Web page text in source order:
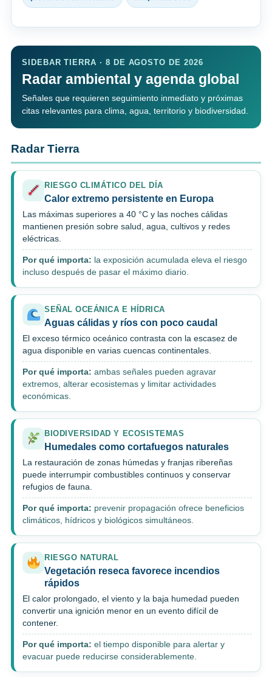
SIDEBAR TIERRA · 8 DE AGOSTO DE 2026
Radar ambiental y agenda global
Señales que requieren seguimiento inmediato y próximas
citas relevantes para clima, agua, territorio y biodiversidad.
Radar Tierra
RIESGO CLIMÁTICO DEL DÍA
Calor extremo persistente en Europa
Las máximas superiores a 40 °C y las noches cálidas
mantienen presión sobre salud, agua, cultivos y redes
eléctricas.
Por qué importa: la exposición acumulada eleva el riesgo
incluso después de pasar el máximo diario.
SEÑAL OCEÁNICA E HÍDRICA
Aguas cálidas y ríos con poco caudal
El exceso térmico oceánico contrasta con la escasez de
agua disponible en varias cuencas continentales.
Por qué importa: ambas señales pueden agravar
extremos, alterar ecosistemas y limitar actividades
económicas.
BIODIVERSIDAD Y ECOSISTEMAS
Humedales como cortafuegos naturales
La restauración de zonas húmedas y franjas ribereñas
puede interrumpir combustibles continuos y conservar
refugios de fauna.
Por qué importa: prevenir propagación ofrece beneficios
climáticos, hídricos y biológicos simultáneos.
RIESGO NATURAL
Vegetación reseca favorece incendios
rápidos
El calor prolongado, el viento y la baja humedad pueden
convertir una ignición menor en un evento difícil de
contener.
Por qué importa: el tiempo disponible para alertar y
evacuar puede reducirse considerablemente.